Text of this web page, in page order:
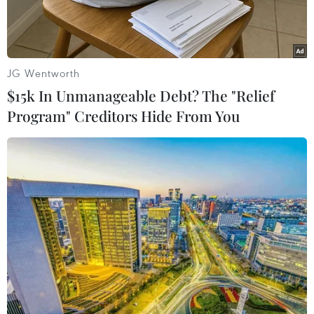
Quang cảnh bên ngoài trụ sở của ECB tại thành phố Frankfurt
am Main. (Nguồn: AFP/TTXVN)
Các nước thành viên Liên minh châu Âu (EU)
trong đó có Pháp, Italy cần phải hành động hơn
nữa để giảm thâm hụt cao trong ngân sách 2015
JG Wentworth
$15k In Unmanageable Debt? The "Relief
Program" Creditors Hide From You